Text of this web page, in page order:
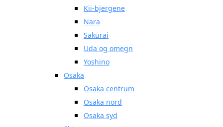
Kii-bjergene
Nara
Sakurai
Uda og omegn
Yoshino
Osaka
Osaka centrum
Osaka nord
Osaka syd